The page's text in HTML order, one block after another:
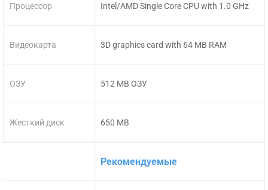
Процессор
Видеокарта
ОЗУ
Жесткий диск
Intel/AMD Single Core CPU with 1.0 GHz
3D graphics card with 64 MB RAM
512 MB ОЗУ
650 MB
Рекомендуемые